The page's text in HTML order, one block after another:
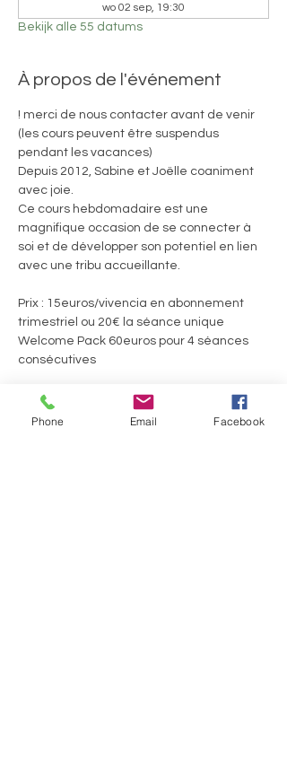
wo 02 sep, 19:30
Bekijk alle 55 datums
À propos de l'événement
! merci de nous contacter avant de venir
(les cours peuvent être suspendus
pendant les vacances)
Depuis 2012, Sabine et Joëlle coaniment
avec joie.
Ce cours hebdomadaire est une
magnifique occasion de se connecter à
soi et de développer son potentiel en lien
avec une tribu accueillante.
Prix : 15euros/vivencia en abonnement
trimestriel ou 20€ la séance unique
Welcome Pack 60euros pour 4 séances
consécutives
Ils.Elles témoignent :
En lire plus >
Phone Email Facebook